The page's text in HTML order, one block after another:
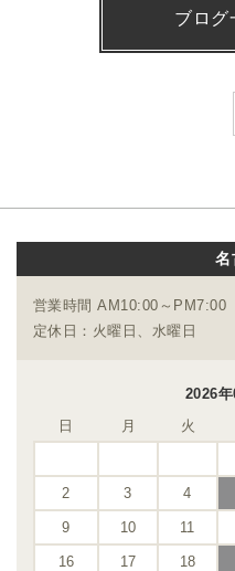
ブログ
名
営業時間 AM10:00～PM7:00
定休日：火曜日、水曜日
2026
日
月 火
2 3 4
9 10 11
16 17 18